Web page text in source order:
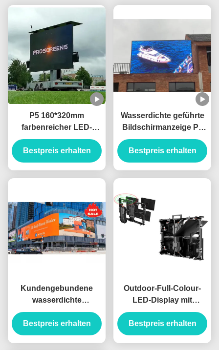
P5 160*320mm
farbenreicher LED-
Anzeigen-Festeinbau-
Bildschirm im Freien
Bestpreis erhalten
Wasserdichte geführte
Bildschirmanzeige P6
im Freien mit
Bildwiederholfrequenz
1920hz
Bestpreis erhalten
Kundengebundene
wasserdichte
farbenreiche LED-
Anzeigen-Anschlagtafel
im Freien
Bestpreis erhalten
Outdoor-Full-Colour-
LED-Display mit
modernem
und strenger Kontrolle
Bestpreis erhalten